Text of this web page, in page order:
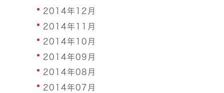
2014年12月
2014年11月
2014年10月
2014年09月
2014年08月
2014年07月